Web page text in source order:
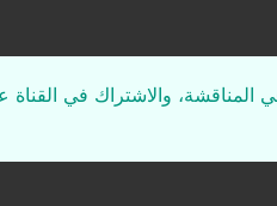
المناقشة، والاشتراك في القناة